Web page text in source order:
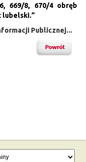
669/8, 670/4 obręb
lubelski.”
Publicznej...